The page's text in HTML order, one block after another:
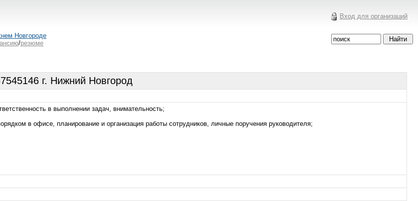
Вход для организаций
Новгороде
/резюме
г. Нижний Новгород
в выполнении задач, внимательность;
в офисе, планирование и организация работы сотрудников, личные поручения руководителя;